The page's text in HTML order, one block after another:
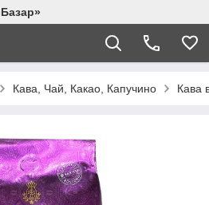
Кава, Чай, Какао, Капучино Кава